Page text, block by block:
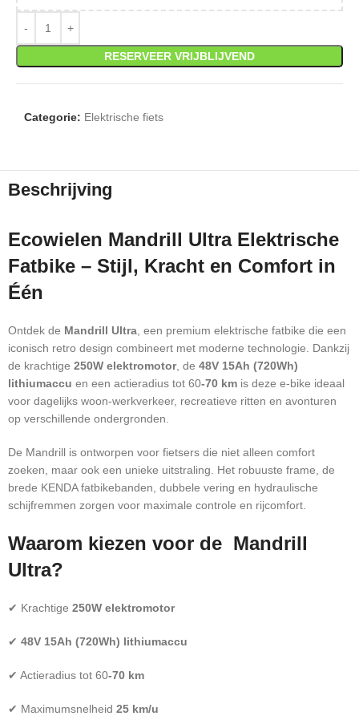
RESERVEER VRIJBLIJVEND
Categorie: Elektrische fiets
Beschrijving
Ecowielen Mandrill Ultra Elektrische
Fatbike – Stijl, Kracht en Comfort in
Één
Ontdek de Mandrill Ultra , een premium elektrische fatbike die een
iconisch retro design combineert met moderne technologie. Dankzij
de krachtige 250W elektromotor, de 48V 15Ah (720Wh)
lithiumaccu en een actieradius tot 60-70 km is deze e-bike ideaal
voor dagelijks woon-werkverkeer, recreatieve ritten en avonturen
op verschillende ondergronden.
De Mandrill is ontworpen voor fietsers die niet alleen comfort
zoeken, maar ook een unieke uitstraling. Het robuuste frame, de
brede KENDA fatbikebanden, dubbele vering en hydraulische
schijfremmen zorgen voor maximale controle en rijcomfort.
Waarom kiezen voor de Mandrill
Ultra?
✔ Krachtige 250W elektromotor
✔ 48V 15Ah (720Wh) lithiumaccu
✔ Actieradius tot 60-70 km
✔ Maximumsnelheid 25 km/u